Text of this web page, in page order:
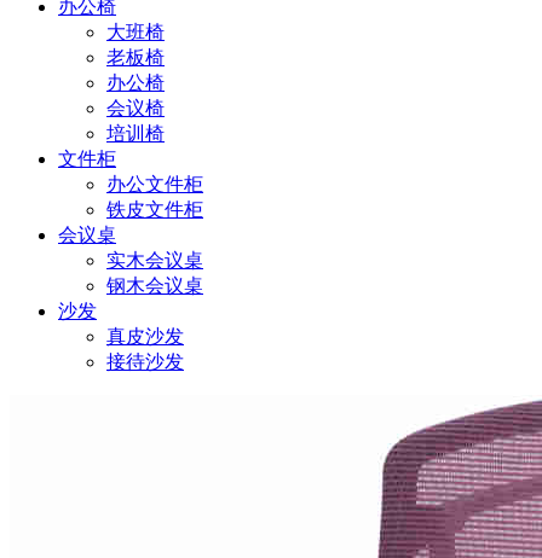
办公椅
大班椅
老板椅
办公椅
会议椅
培训椅
文件柜
办公文件柜
铁皮文件柜
会议桌
实木会议桌
钢木会议桌
沙发
真皮沙发
接待沙发